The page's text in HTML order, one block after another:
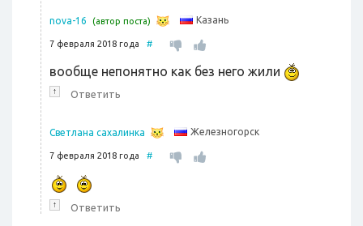
nova-16 (автор поста) Казань
7 февраля 2018 года #
вообще непонятно как без него жили
↑ Ответить
Светлана сахалинка Железногорск
7 февраля 2018 года #
↑ Ответить